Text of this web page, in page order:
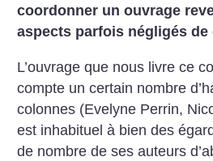
coordonner un ouvrage
aspects parfois négligés de
L’ouvrage que nous livre ce
compte un certain nombre
colonnes (Evelyne Perrin,
est inhabituel à bien des
de nombre de ses auteurs